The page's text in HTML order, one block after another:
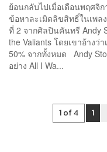
ย้อนกลับไปเมื่อเดือนพฤศจิ
ข้อหาละเมิดลิขสิทธิ์ในเพลง
ที่ 2 จากศิลปินคันทรี Andy
the Valiants โดยเขาอ้างว่
50% จากทั้งหมด Andy
อย่าง All I Wa...
1 of 4 1